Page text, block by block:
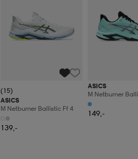
(15)
ASICS
M Netburner Ballistic Ff 4
139,-
ASICS
M Netburner
Shine
149,-